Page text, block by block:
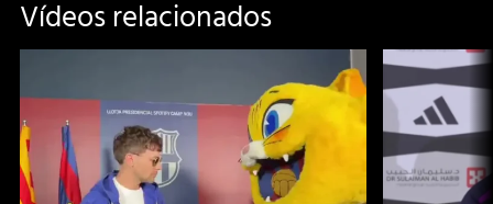
Vídeos relacionados